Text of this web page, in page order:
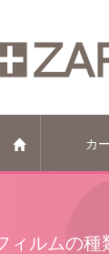
カ
ィルムの種